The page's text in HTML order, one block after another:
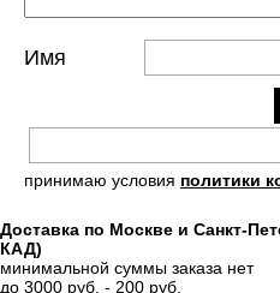
Имя
принимаю условия политики
Доставка по Москве и Санкт-
КАД)
минимальной суммы заказа нет
до 3000 руб. - 200 руб.